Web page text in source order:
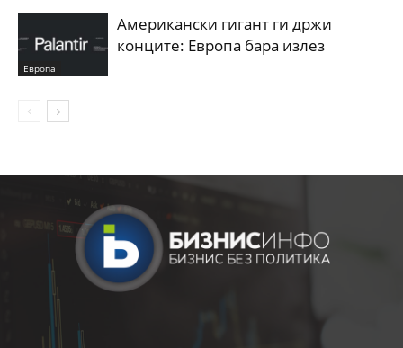
Европа
Американски гигант ги држи
конците: Европа бара излез